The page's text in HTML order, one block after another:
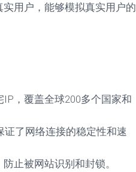
用户，能够模拟真实用户的
，覆盖全球200多个国家和
了网络连接的稳定性和速
止被网站识别和封锁。